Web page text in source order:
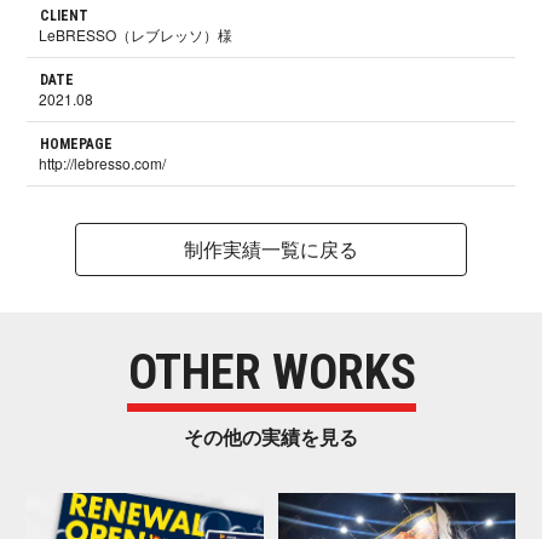
CLIENT
LeBRESSO（レブレッソ）様
DATE
2021.08
HOMEPAGE
http://lebresso.com/
制作実績一覧に戻る
OTHER WORKS
その他の実 績 を 見 る